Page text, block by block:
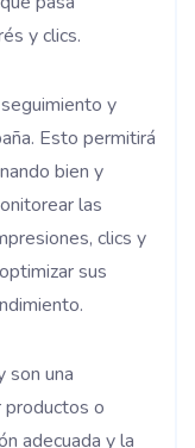
y clics.
y
Esto permitirá
bien y
las
clics y
sus
son una
productos o
adecuada y la